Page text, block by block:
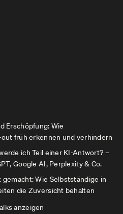
Erschöpfung: Wie
früh erkennen und verhindern
ich Teil einer KI-Antwort? –
Google AI, Perplexity & Co.
Wie Selbstständige in
die Zuversicht behalten
anzeigen